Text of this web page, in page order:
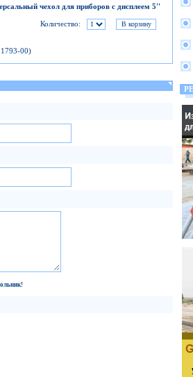
чехол для приборов с дисплеем 5''
Количество:
00)